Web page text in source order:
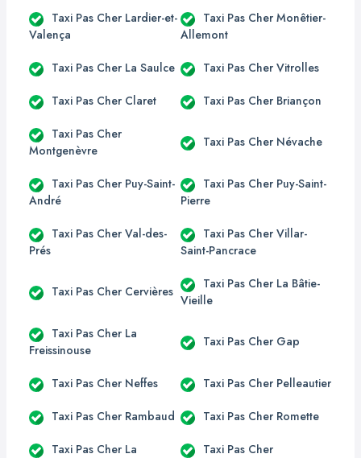
Taxi Pas Cher Lardier-et-
Valença
Taxi Pas Cher Monêtier-
Allemont
Taxi Pas Cher La Saulce Taxi Pas Cher Vitrolles
Taxi Pas Cher Claret Taxi Pas Cher Briançon
Taxi Pas Cher
Montgenèvre
Taxi Pas Cher Névache
Taxi Pas Cher Puy-Saint-
André
Taxi Pas Cher Puy-Saint-
Pierre
Taxi Pas Cher Val-des-
Prés
Taxi Pas Cher Villar-
Saint-Pancrace
Taxi Pas Cher Cervières
Taxi Pas Cher La Bâtie-
Vieille
Taxi Pas Cher La
Freissinouse
Taxi Pas Cher Gap
Taxi Pas Cher Neffes Taxi Pas Cher Pelleautier
Taxi Pas Cher Rambaud Taxi Pas Cher Romette
Taxi Pas Cher La
Taxi Pas Cher